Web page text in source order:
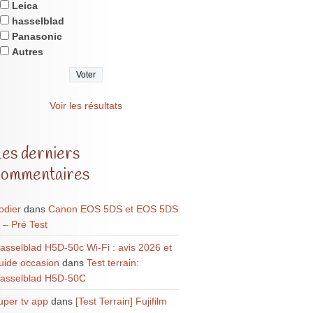
Leica
hasselblad
Panasonic
Autres
Voir les résultats
derniers
dans Canon EOS 5DS et EOS 5DS
– Pré Test
H5D-50c Wi-Fi : avis 2026 et
occasion dans Test terrain:
H5D-50C
tv appdans [Test Terrain] Fujifilm